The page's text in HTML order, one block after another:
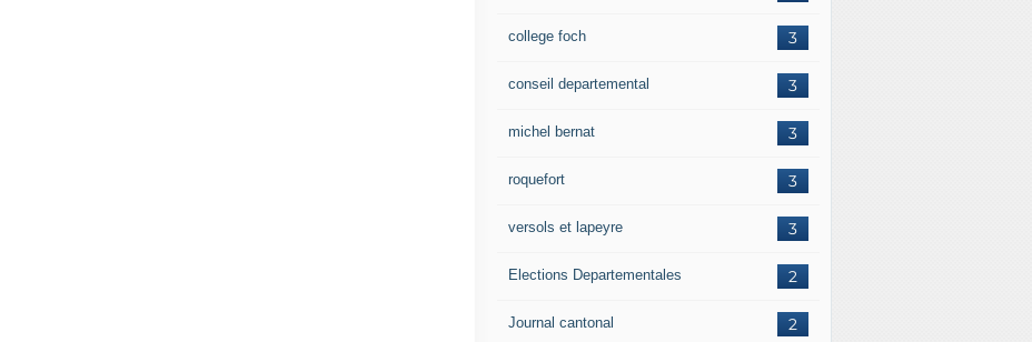
3
college foch
3
conseil departemental
3
michel bernat
3
roquefort
3
versols et lapeyre
2
Elections Departementales
2
Journal cantonal